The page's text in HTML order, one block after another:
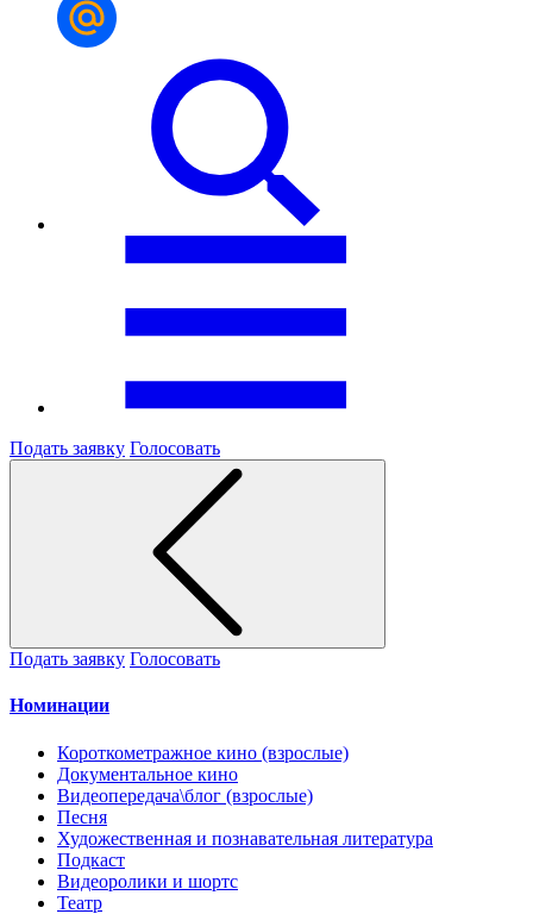
Подать заявку Голосовать
Подать заявку Голосовать
Номинации
Короткометражное кино (взрослые)
Документальное кино
Видеопередача\блог (взрослые)
Песня
Художественная и познавательная литература
Подкаст
Видеоролики и шортс
Театр